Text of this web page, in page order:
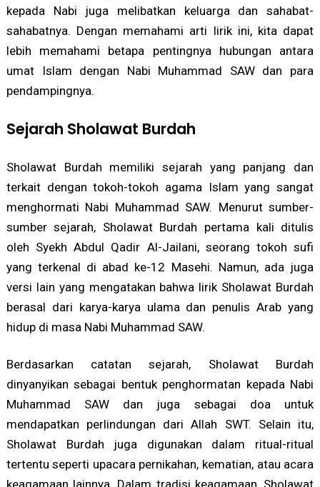
kepada Nabi juga melibatkan keluarga dan sahabat-
sahabatnya. Dengan memahami arti lirik ini, kita dapat
lebih memahami betapa pentingnya hubungan antara
umat Islam dengan Nabi Muhammad SAW dan para
pendampingnya.
Sejarah Sholawat Burdah
Sholawat Burdah memiliki sejarah yang panjang dan
terkait dengan tokoh-tokoh agama Islam yang sangat
menghormati Nabi Muhammad SAW. Menurut sumber-
sumber sejarah, Sholawat Burdah pertama kali ditulis
oleh Syekh Abdul Qadir Al-Jailani, seorang tokoh sufi
yang terkenal di abad ke-12 Masehi. Namun, ada juga
versi lain yang mengatakan bahwa lirik Sholawat Burdah
berasal dari karya-karya ulama dan penulis Arab yang
hidup di masa Nabi Muhammad SAW.
Berdasarkan catatan sejarah, Sholawat Burdah
dinyanyikan sebagai bentuk penghormatan kepada Nabi
Muhammad SAW dan juga sebagai doa untuk
mendapatkan perlindungan dari Allah SWT. Selain itu,
Sholawat Burdah juga digunakan dalam ritual-ritual
tertentu seperti upacara pernikahan, kematian, atau acara